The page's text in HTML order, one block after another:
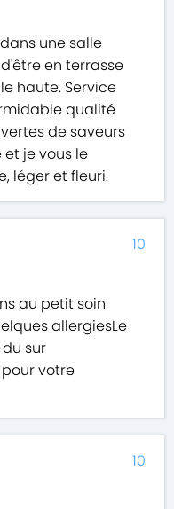
une salle
en terrasse
haute. Service
qualité
de saveurs
je vous le
léger et fleuri.
au petit soin
allergiesLe
sur
votre
10
10